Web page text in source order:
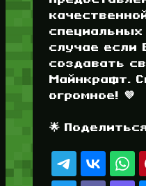
случае если
создавать
Майнкрафт.
огромное! 💜
🌟